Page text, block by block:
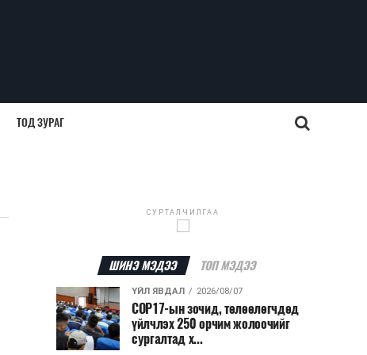
ТОД ЗУРАГ
СУРТАЛЧИЛГАА
ШИНЭ МЭДЭЭ ТОП МЭДЭЭ
ҮЙЛ ЯВДАЛ 2026/08/07
COP17-ын зочид, төлөөлөгчдөд
үйлчлэх 250 орчим жолоочийг
сургалтад х...